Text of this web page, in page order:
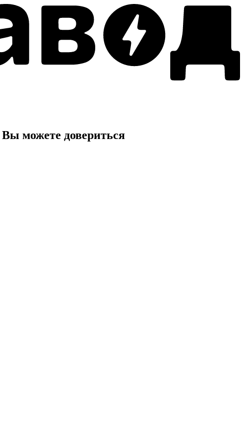
Вы можете довериться